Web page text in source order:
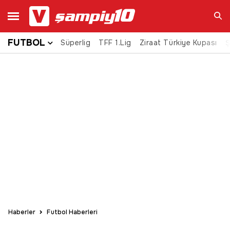
Ara
FUTBOL Süperlig TFF 1.Lig Ziraat Türkiye Kupası
Haberler Futbol Haberleri